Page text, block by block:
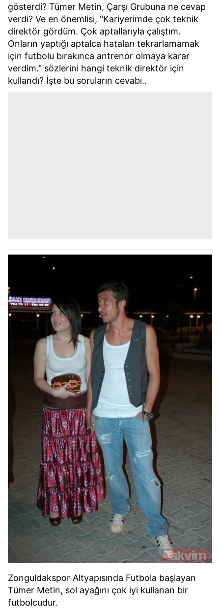
gösterdi? Tümer Metin, Çarşı Grubuna ne cevap
verdi? Ve en önemlisi, "Kariyerimde çok teknik
direktör gördüm. Çok aptallarıyla çalıştım.
Onların yaptığı aptalca hataları tekrarlamamak
için futbolu bırakınca antrenör olmaya karar
verdim." sözlerini hangi teknik direktör için
kullandı? İşte bu soruların cevabı..
Zonguldakspor Altyapısında Futbola başlayan
Tümer Metin, sol ayağını çok iyi kullanan bir
futbolcudur.